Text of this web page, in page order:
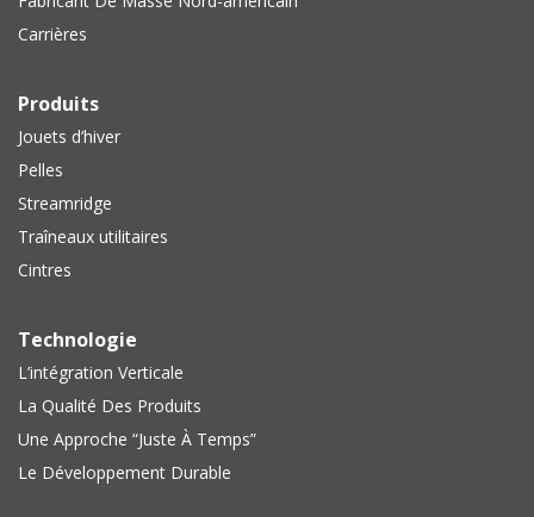
Carrières
Produits
Jouets d’hiver
Pelles
Streamridge
Traîneaux utilitaires
Cintres
Technologie
L’intégration Verticale
La Qualité Des Produits
Une Approche “Juste À Temps”
Le Développement Durable